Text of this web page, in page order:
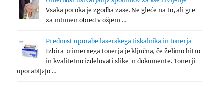
Vsaka poroka je zgodba zase. Ne glede na to, ali gre
za intimen obred v ožjem …
Prednost uporabe laserskega tiskalnika in tonerja
Izbira primernega tonerja je ključna, če želimo hitro
in kvalitetno izdelovati slike in dokumente. Tonerji
uporabljajo …